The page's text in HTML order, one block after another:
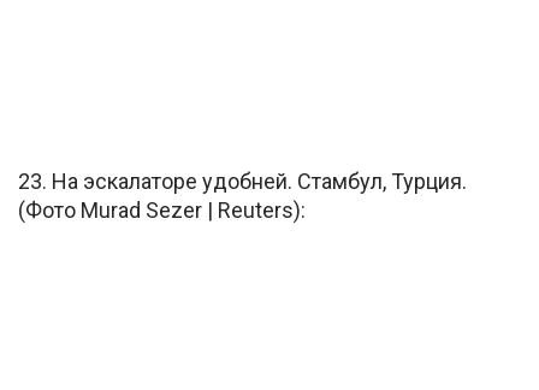
23. На эскалаторе удобней. Стамбул, Турция.
(Фото Murad Sezer | Reuters):